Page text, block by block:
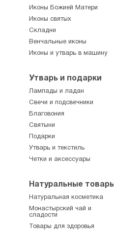
Иконы Божией Матери
Иконы святых
Складни
Венчальные иконы
Иконы и утварь в машину
Утварь и подарки
Лампады и ладан
Свечи и подсвечники
Благовония
Святыни
Подарки
Утварь и текстиль
Четки и аксессуары
Натуральные товары
Натуральная косметика
Монастырский чай и
сладости
Товары для здоровья